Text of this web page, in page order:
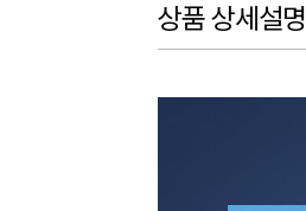
상품 상세설명